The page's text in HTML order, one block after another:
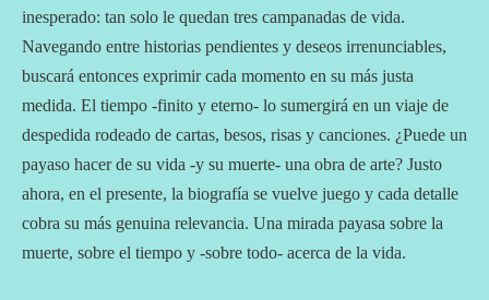
inesperado: tan solo le quedan tres campanadas de vida.
Navegando entre historias pendientes y deseos irrenunciables,
buscará entonces exprimir cada momento en su más justa
medida. El tiempo -finito y eterno- lo sumergirá en un viaje de
despedida rodeado de cartas, besos, risas y canciones. ¿Puede un
payaso hacer de su vida -y su muerte- una obra de arte? Justo
ahora, en el presente, la biografía se vuelve juego y cada detalle
cobra su más genuina relevancia. Una mirada payasa sobre la
muerte, sobre el tiempo y -sobre todo- acerca de la vida.